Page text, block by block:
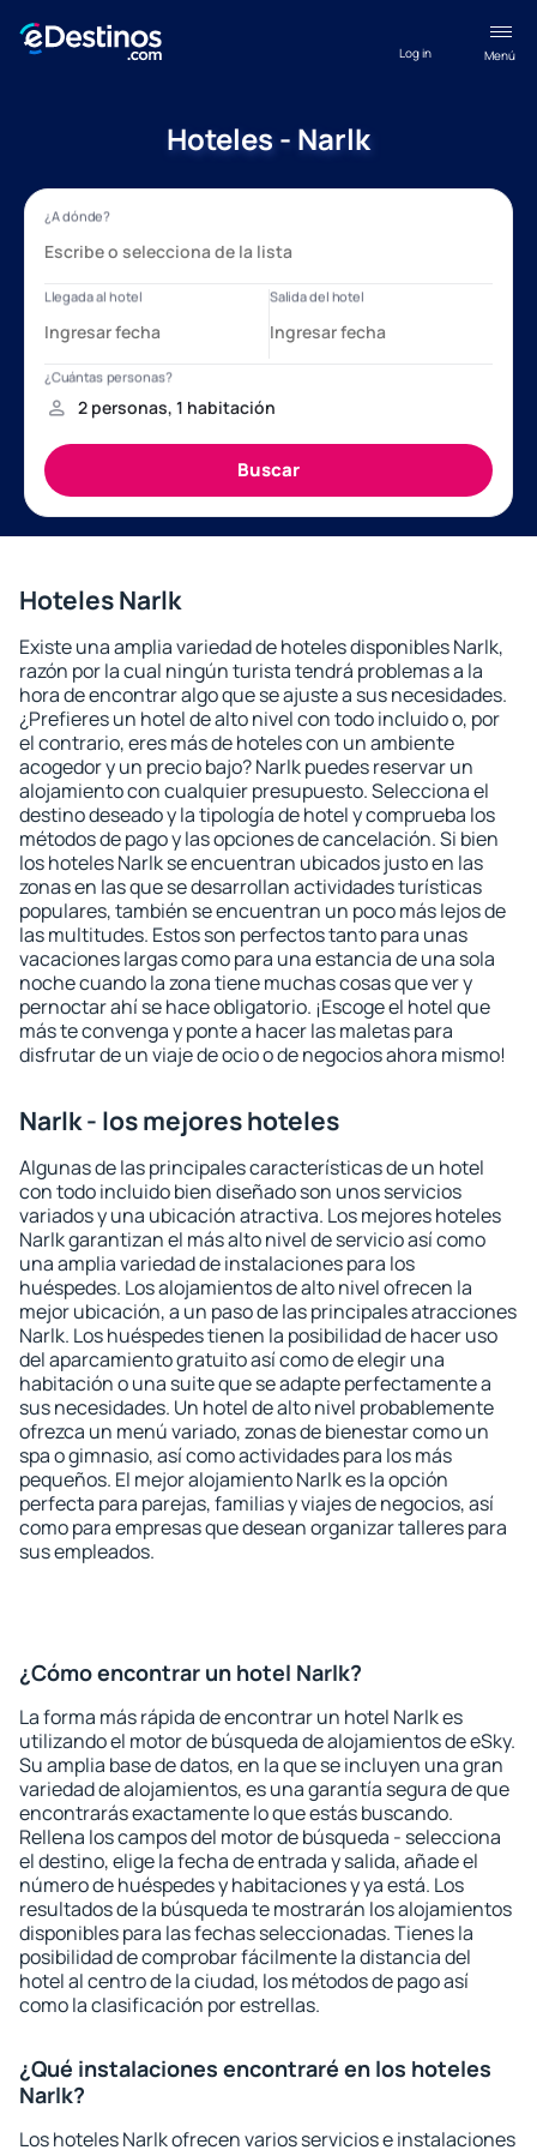
Menú
Log in
Hoteles - Narlk
Hoteles Narlk
Existe una amplia variedad de hoteles disponibles Narlk,
razón por la cual ningún turista tendrá problemas a la
hora de encontrar algo que se ajuste a sus necesidades.
¿Prefieres un hotel de alto nivel con todo incluido o, por
el contrario, eres más de hoteles con un ambiente
acogedor y un precio bajo? Narlk puedes reservar un
alojamiento con cualquier presupuesto. Selecciona el
destino deseado y la tipología de hotel y comprueba los
métodos de pago y las opciones de cancelación. Si bien
los hoteles Narlk se encuentran ubicados justo en las
zonas en las que se desarrollan actividades turísticas
populares, también se encuentran un poco más lejos de
las multitudes. Estos son perfectos tanto para unas
vacaciones largas como para una estancia de una sola
noche cuando la zona tiene muchas cosas que ver y
pernoctar ahí se hace obligatorio. ¡Escoge el hotel que
más te convenga y ponte a hacer las maletas para
disfrutar de un viaje de ocio o de negocios ahora mismo!
Narlk - los mejores hoteles
Algunas de las principales características de un hotel
con todo incluido bien diseñado son unos servicios
variados y una ubicación atractiva. Los mejores hoteles
Narlk garantizan el más alto nivel de servicio así como
una amplia variedad de instalaciones para los
huéspedes. Los alojamientos de alto nivel ofrecen la
mejor ubicación, a un paso de las principales atracciones
Narlk. Los huéspedes tienen la posibilidad de hacer uso
del aparcamiento gratuito así como de elegir una
habitación o una suite que se adapte perfectamente a
sus necesidades. Un hotel de alto nivel probablemente
ofrezca un menú variado, zonas de bienestar como un
spa o gimnasio, así como actividades para los más
pequeños. El mejor alojamiento Narlk es la opción
perfecta para parejas, familias y viajes de negocios, así
como para empresas que desean organizar talleres para
sus empleados.
¿Cómo encontrar un hotel Narlk?
La forma más rápida de encontrar un hotel Narlk es
utilizando el motor de búsqueda de alojamientos de eSky.
Su amplia base de datos, en la que se incluyen una gran
variedad de alojamientos, es una garantía segura de que
encontrarás exactamente lo que estás buscando.
Rellena los campos del motor de búsqueda - selecciona
el destino, elige la fecha de entrada y salida, añade el
número de huéspedes y habitaciones y ya está. Los
resultados de la búsqueda te mostrarán los alojamientos
disponibles para las fechas seleccionadas. Tienes la
posibilidad de comprobar fácilmente la distancia del
hotel al centro de la ciudad, los métodos de pago así
como la clasificación por estrellas.
¿Qué instalaciones encontraré en los hoteles
Narlk?
Los hoteles Narlk ofrecen varios servicios e instalaciones